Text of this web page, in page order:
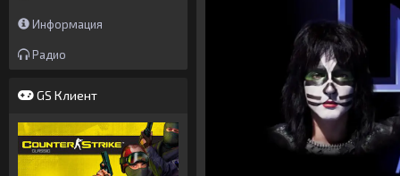
Информация
Радио
GS Клиент